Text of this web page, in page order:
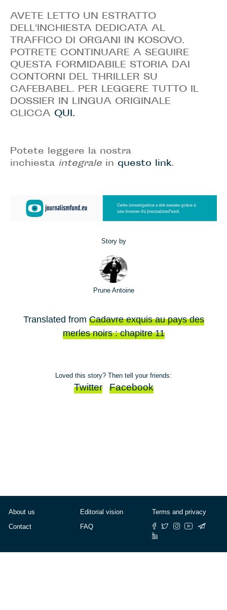
AVETE LETTO UN ESTRATTO
DELL'INCHIESTA DEDICATA AL
TRAFFICO DI ORGANI IN KOSOVO.
POTRETE CONTINUARE A SEGUIRE
QUESTA FORMIDABILE STORIA DAI
CONTORNI DEL THRILLER SU
CAFEBABEL. PER LEGGERE TUTTO IL
DOSSIER IN LINGUA ORIGINALE
CLICCA QUI.
Potete leggere la nostra
inchiesta integrale in questo link.
Story by
Prune Antoine
Translated from Cadavre exquis au pays des
merles noirs : chapitre 11
Loved this story? Then tell your friends:
Twitter Facebook
About us
Contact
Editorial vision
FAQ
Terms and privacy